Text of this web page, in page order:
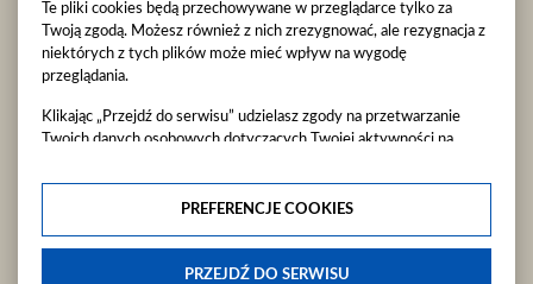
W polskim systemie podatkowym funkcjonuje tzw.
klauzula przeciwko unikaniu opodatkowania (GAAR –
General Anti-Avoidance Rule). Oznacza ona, że urząd
skarbowy może zakwestionować działania przedsiębiorcy,
podatkowej w sposób sprzeczny z celem przepisów.
zaległego podatku wraz z odsetkami oraz dodatkowymi
Dlatego bezpieczna optymalizacja podatkowa
Te pliki cookies będą przechowywane w przeglądarce tylko za
Twoją zgodą. Możesz również z nich zrezygnować, ale rezygnacja z
niektórych z tych plików może mieć wpływ na wygodę
przeglądania.
Klikając „Przejdź do serwisu” udzielasz zgody na przetwarzanie
Twoich danych osobowych dotyczących Twojej aktywności na
polityką prywatnościorazpolityką cookies. Zgoda jest dobrowolna.
Możesz jej odmówić lub ograniczyć jej zakres klikając w
W każdej chwili możesz modyfikować udzielone zgody w zakładce:
PREFERENCJE COOKIES
PRZEJDŹ DO SERWISU